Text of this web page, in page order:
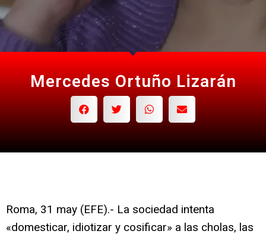
Mercedes Ortuño Lizarán
Roma, 31 may (EFE).- La sociedad intenta
«domesticar, idiotizar y cosificar» a las cholas, las